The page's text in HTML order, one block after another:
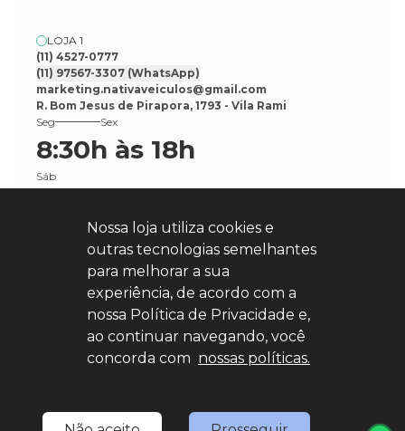
LOJA 1
(11) 4527-0777
(11) 97567-3307 (WhatsApp)
marketing.nativaveiculos@gmail.com
R. Bom Jesus de Pirapora, 1793 - Vila Rami
Seg
Sex
8:30h às 18h
Sáb
Explore nosso sucesso
Desenvolvido porsync
Nossa loja utiliza cookies e
outras tecnologias semelhantes
para melhorar a sua
experiência, de acordo com a
nossa Política de Privacidade e,
ao continuar navegando, você
concorda com nossas políticas.